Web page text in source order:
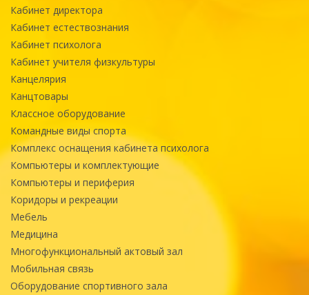
Кабинет директора
Кабинет естествознания
Кабинет психолога
Кабинет учителя физкультуры
Канцелярия
Канцтовары
Классное оборудование
Командные виды спорта
Комплекс оснащения кабинета психолога
Компьютеры и комплектующие
Компьютеры и периферия
Коридоры и рекреации
Мебель
Медицина
Многофункциональный актовый зал
Мобильная связь
Оборудование спортивного зала